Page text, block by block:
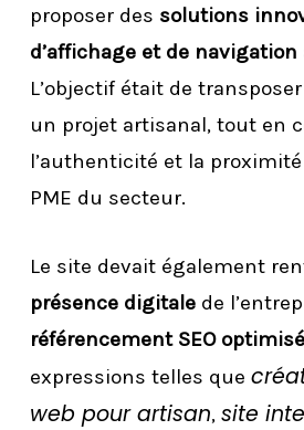
proposer des solutions
d’affichage et de
L’objectif était de
un projet artisanal, tout en
l’authenticité et la
PME du secteur.
Le site devait également
présence digitalede
référencement SEO optimisé
expressions telles que
web pour artisan, site